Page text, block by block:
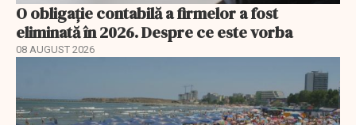
O obligație contabilă a firmelor a fost
eliminată în 2026. Despre ce este vorba
08 AUGUST 2026